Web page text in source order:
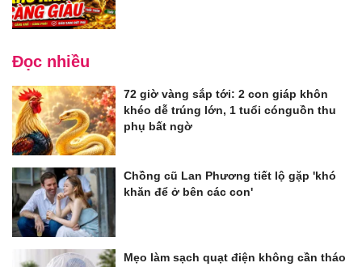
Đọc nhiều
72 giờ vàng sắp tới: 2 con giáp khôn
khéo dễ trúng lớn, 1 tuổi cónguồn thu
phụ bất ngờ
Chồng cũ Lan Phương tiết lộ gặp 'khó
khăn để ở bên các con'
Mẹo làm sạch quạt điện không cần tháo